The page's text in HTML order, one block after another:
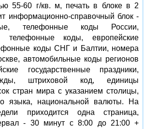
55-60 г/кв. м, печать в блоке в 2
информационно-справочный блок -
телефонные коды России,
телефонные коды, европейские
коды СНГ и Балтии, номера
автомобильные коды регионов
государственные праздники,
штриховой код, единицы
стран мира с указанием столицы,
языка, национальной валюты. На
приходится одна страница,
- 30 минут с 8:00 до 21:00 +